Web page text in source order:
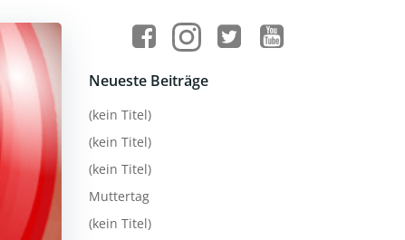
Neueste Beiträge
(kein Titel)
(kein Titel)
(kein Titel)
Muttertag
(kein Titel)